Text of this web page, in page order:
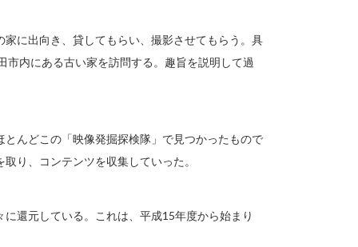
に出向き、貸してもらい、撮影させてもらう。具
内にある古い家を訪問する。趣旨を説明して過
んどこの「映像発掘探検隊」で見つかったもので
り、コンテンツを収集していった。
還元している。これは、平成15年度から始まり